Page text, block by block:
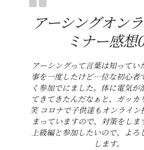
アーシングオン
ミナー感想
アーシングって言葉は知ってい
事を一度したけど…位な初心者
く参加でにました。体に電気が
てきてきたんだなぁと、ガッカ
笑 コロナで子供達もオンライン
まっていますので、対策をしま
上級編と参加したいので、よろ
します。